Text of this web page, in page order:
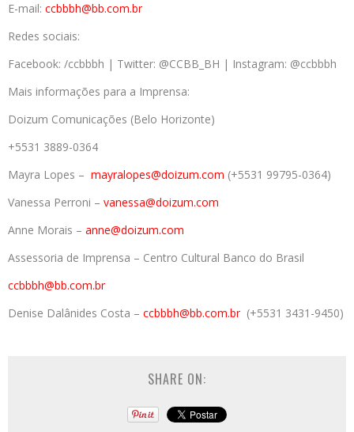
E-mail: ccbbbh@bb.com.br
Redes sociais:
Facebook: /ccbbbh | Twitter: @CCBB_BH | Instagram: @ccbbbh
Mais informações para a Imprensa:
Doizum Comunicações (Belo Horizonte)
+5531 3889-0364
Mayra Lopes – mayralopes@doizum.com (+5531 99795-0364)
Vanessa Perroni – vanessa@doizum.com
Anne Morais – anne@doizum.com
Assessoria de Imprensa – Centro Cultural Banco do Brasil
ccbbbh@bb.com.br
Denise Dalânides Costa – ccbbbh@bb.com.br(+5531 3431-9450)
SHARE ON: